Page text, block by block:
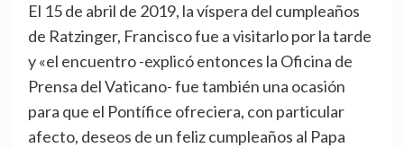
El 15 de abril de 2019, la víspera del cumpleaños
de Ratzinger, Francisco fue a visitarlo por la tarde
y «el encuentro -explicó entonces la Oficina de
Prensa del Vaticano- fue también una ocasión
para que el Pontífice ofreciera, con particular
afecto, deseos de un feliz cumpleaños al Papa